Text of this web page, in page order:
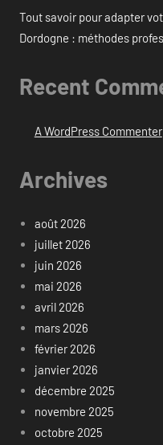
Tout savoir pour adapter
Dordogne : méthodes
Recent
A WordPress Commenter
Archives
août 2026
juillet 2026
juin 2026
mai 2026
avril 2026
mars 2026
février 2026
janvier 2026
décembre 2025
novembre 2025
octobre 2025